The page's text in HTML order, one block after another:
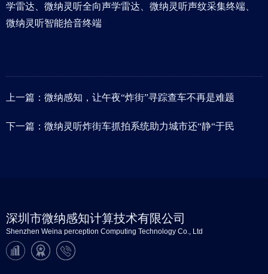
学雷达、微纳灵听全向声学雷达、微纳灵听声纹采集终端、
微纳灵听智能拾音终端
上一篇： 微纳感知，让午夜“炸街”寻踪查车不再是难题
下一篇： 微纳灵听炸街车抓拍系统助力城市还“静“于民
深圳市微纳感知计算技术有限公司
Shenzhen Weina perception Computing Technology Co., Ltd